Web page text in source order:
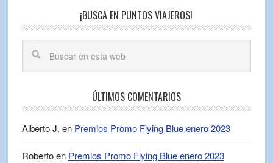
¡BUSCA EN PUNTOS VIAJEROS!
ÚLTIMOS COMENTARIOS
Alberto J. en Premios Promo Flying Blue enero 2023
Robertoen Premios Promo Flying Blue enero 2023